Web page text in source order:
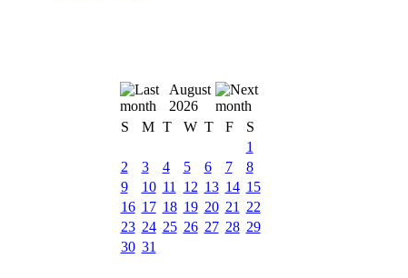
August
2026
S
M T W T F
S
1
2
3 4 5 6 7
8
9
10 11 12 13 14 15
16 17 18 19 20 21
22
23 24 25 26 27 28 29
30 31